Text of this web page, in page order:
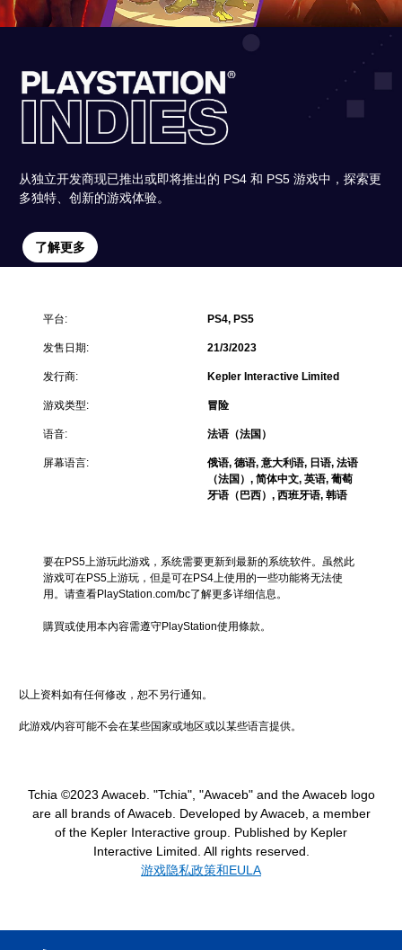
从独立开发商现已推出或即将推出的 PS4 和 PS5 游戏中，探索更
多独特、创新的游戏体验。
了解更多
平台: PS4, PS5
发售日期: 21/3/2023
发行商: Kepler Interactive Limited
游戏类型: 冒险
语音: 法语（法国）
屏幕语言:
俄语, 德语, 意大利语, 日语, 法语
（法国）, 简体中文, 英语, 葡萄
牙语（巴西）, 西班牙语, 韩语
要在PS5上游玩此游戏，系统需要更新到最新的系统软件。虽然此
游戏可在PS5上游玩，但是可在PS4上使用的一些功能将无法使
用。请查看PlayStation.com/bc了解更多详细信息。
購買或使用本內容需遵守PlayStation使用條款。
以上资料如有任何修改，恕不另行通知。
此游戏/内容可能不会在某些国家或地区或以某些语言提供。
Tchia ©2023 Awaceb. "Tchia", "Awaceb" and the Awaceb logo
are all brands of Awaceb. Developed by Awaceb, a member
of the Kepler Interactive group. Published by Kepler
Interactive Limited. All rights reserved.
游戏隐私政策和EULA